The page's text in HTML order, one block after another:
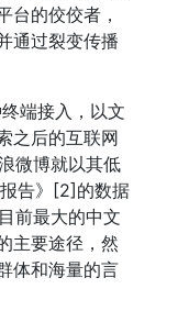
台的佼佼者，
通过裂变传播
端接入，以文
之后的互联网
微博就以其低
告》[2]的数据
前最大的中文
主要途径，然
体和海量的言